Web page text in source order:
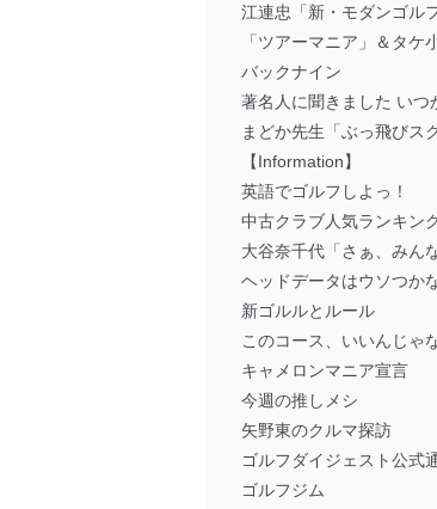
江連忠「新・モダンゴルフ
「ツアーマニア」＆タケ
バックナイン
著名人に聞きました いつ
まどか先生「ぶっ飛びス
【Information】
英語でゴルフしよっ！
中古クラブ人気ランキン
大谷奈千代「さぁ、みん
ヘッドデータはウソつか
新ゴルルとルール
このコース、いいんじゃ
キャメロンマニア宣言
今週の推しメシ
矢野東のクルマ探訪
ゴルフダイジェスト公式
ゴルフジム